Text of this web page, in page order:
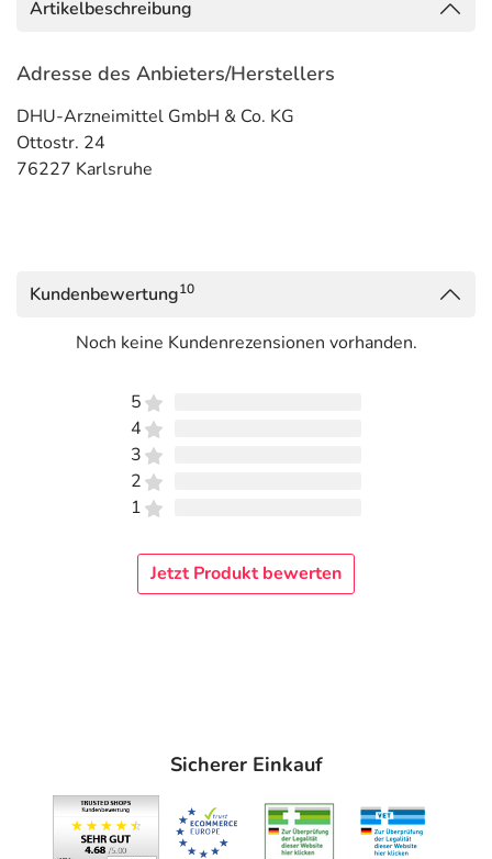
Artikelbeschreibung
Adresse des Anbieters/Herstellers
DHU-Arzneimittel GmbH & Co. KG
Ottostr. 24
76227 Karlsruhe
Kundenbewertung10
Noch keine Kundenrezensionen vorhanden.
5
4
3
2
1
Jetzt Produkt bewerten
Sicherer Einkauf